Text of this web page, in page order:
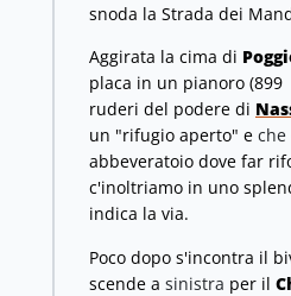
snoda la Strada dei
Aggirata la cima di
placa in un pianoro (899
ruderi del podere di
un "rifugio aperto" e che
abbeveratoio dove far
c'inoltriamo in uno
indica la via.
Poco dopo s'incontra il
scende a sinistra per il